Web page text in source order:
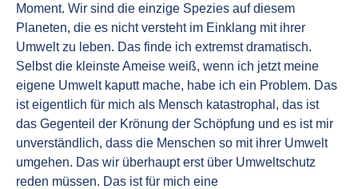
Moment. Wir sind die einzige Spezies auf diesem
Planeten, die es nicht versteht im Einklang mit ihrer
Umwelt zu leben. Das finde ich extremst dramatisch.
Selbst die kleinste Ameise weiß, wenn ich jetzt meine
eigene Umwelt kaputt mache, habe ich ein Problem. Das
ist eigentlich für mich als Mensch katastrophal, das ist
das Gegenteil der Krönung der Schöpfung und es ist mir
unverständlich, dass die Menschen so mit ihrer Umwelt
umgehen. Das wir überhaupt erst über Umweltschutz
reden müssen. Das ist für mich eine